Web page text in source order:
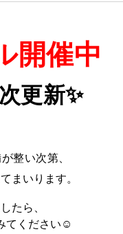
開催中
更新✨
整い次第、
まいります。
たら、
てください☺️